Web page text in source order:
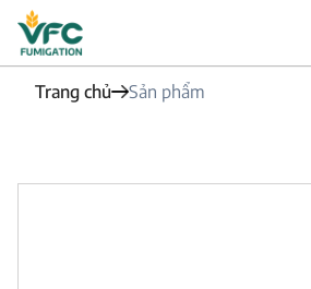
Trang chủ Sản phẩm